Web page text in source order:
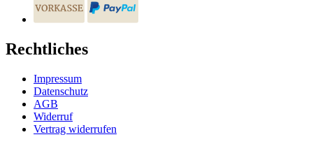
Rechtliches
Impressum
Datenschutz
AGB
Widerruf
Vertrag widerrufen